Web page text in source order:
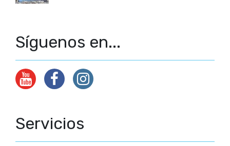
Síguenos en...
Servicios